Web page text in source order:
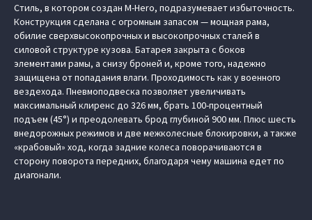
Стиль, в котором создан M-Hero, подразумевает избыточность.
Конструкция сделана с огромным запасом — мощная рама,
обилие сверхвысокопрочных и высокопрочных сталей в
силовой структуре кузова. Батарея закрыта с боков
элементами рамы, а снизу броней и, кроме того, надежно
защищена от попадания влаги. Проходимость как у военного
вездехода. Пневмоподвеска позволяет увеличивать
максимальный клиренс до 326 мм, брать 100-процентный
подъем (45°) и преодолевать брод глубиной 900 мм. Плюс шесть
внедорожных режимов и две межколесные блокировки, а также
«крабовый» ход, когда задние колеса поворачиваются в
сторону поворота передних, благодаря чему машина едет по
диагонали.